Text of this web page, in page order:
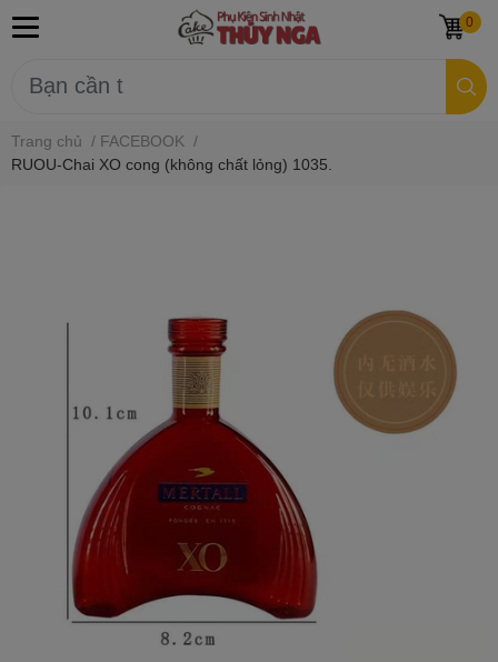
0
Trang chủ / FACEBOOK /
RUOU-Chai XO cong (không chất lỏng) 1035.